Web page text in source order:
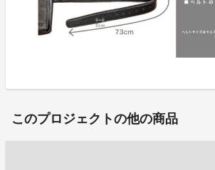
このプロジェクトの他の商品